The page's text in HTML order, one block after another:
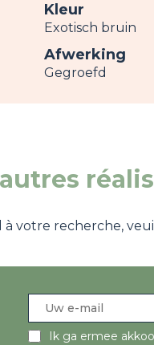
Kleur
Exotisch bruin
Afwerking
Gegroefd
votre recherche,
Ik ga ermee